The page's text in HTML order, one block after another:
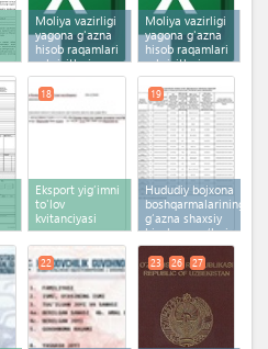
Moliya vazirligi
yagona g'azna
hisob raqamlari
rekvizitlari
Moliya vazirligi
yagona g'azna
hisob raqamlari
rekvizitlari
Eksport yig‘imni
to'lov
kvitanciyasi
18
Hududiy bojxona
boshqarmalarining
g‘azna shaxsiy
hisob-varag‘lari
19
22 23 26 27